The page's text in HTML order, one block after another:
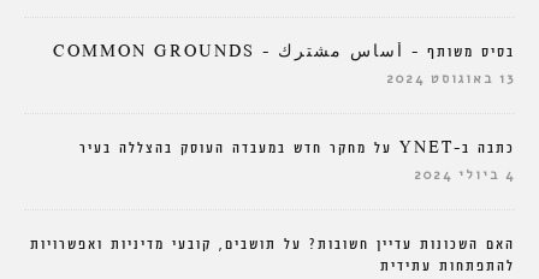
בסיס משותף – أساس مشترك – COMMON GROUNDS
13 באוגוסט 2024
כתבה ב-YNET על מחקר חדש במעבדה העוסק בהצללה בעיר
4 ביולי 2024
האם השכונות עדיין חשובות? על תושבים, קובעי מדיניות ואפשרויות
להתפתחות עתידית